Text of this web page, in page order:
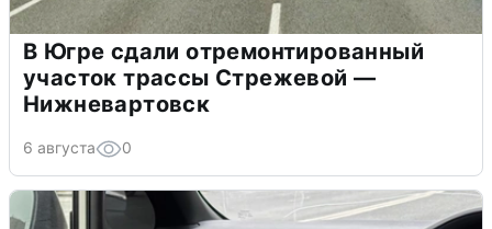
В Югре сдали отремонтированный
участок трассы Стрежевой —
Нижневартовск
6 августа 0